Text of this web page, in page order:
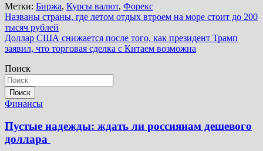
Метки: Биржа, Курсы валют, Форекс
Навигация
по
записям
Названы страны, где летом отдых втроем на море стоит до 200
тысяч рублей
Доллар США снижается после того, как президент Трамп
заявил, что торговая сделка с Китаем возможна
Поиск
Поиск
Финансы
Пустые надежды: ждать ли россиянам дешевого
доллара